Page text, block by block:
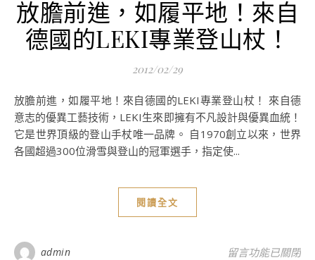
放膽前進，如履平地！來自
德國的LEKI專業登山杖！
2012/02/29
放膽前進，如履平地！來自德國的LEKI專業登山杖！ 來自德
意志的優異工藝技術，LEKI生來即擁有不凡設計與優異血統！
它是世界頂級的登山手杖唯一品牌。 自1970創立以來，世界
各國超過300位滑雪與登山的冠軍選手，指定使...
閱讀全文
admin 在〈放膽前進，
留言功能已關閉